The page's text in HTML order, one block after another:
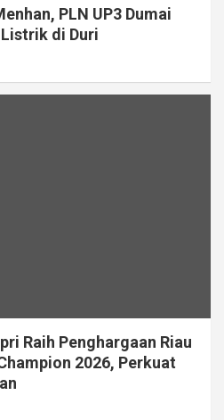
PLN UP3 Dumai
di Duri
Raih Penghargaan Riau
2026, Perkuat